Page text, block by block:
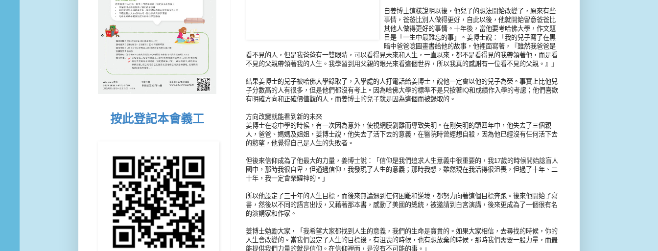
自姜博士這樣說明以後，他兒子的想法開始改變了，原來有些
事情，爸爸比別人做得更好，自此以後，他就開始留意爸爸比
其他人做得更好的事情。十年後，當他要考哈佛大學，作文題
目是「一生中最難忘的事」。姜博士說：「我的兒子寫了在黑
暗中爸爸唸圖畫書給他的故事，他裡面寫著，『雖然我爸爸是
看不見的人，但是我爸爸有一雙眼睛，可以看得見未來和人生，一直以來，都不是看得見的我帶領著他，而是看
不見的父親帶領著我的人生。我學習到用父親的眼光來看這個世界，所以我真的感謝有一位看不見的父親。』」
結果姜博士的兒子被哈佛大學錄取了，入學處的人打電話給姜博士，說他一定會以他的兒子為榮。事實上比他兒
子分數高的人有很多，但是他們都沒有考上。因為哈佛大學的標準不是只按著IQ和成績作入學的考慮；他們喜歡
有明確方向和正確價值觀的人，而姜博士的兒子就是因為這個而被錄取的。
方向改變就能看到新的未來
姜博士在唸中學的時候，有一次因為意外，使視網膜剝離而導致失明。在剛失明的頭四年中，他失去了三個親
人，爸爸、媽媽及姐姐，姜博士說，他失去了活下去的意義，在醫院時曾經想自殺，因為他已經沒有任何活下去
的慾望，他覺得自己是人生的失敗者。
但後來信仰成為了他最大的力量，姜博士說：「信仰是我們追求人生意義中很重要的，我17歲的時候開始諗盲人
國中，那時我很自卑，但通過信仰，我發現了人生的意義；那時我想，雖然現在我活得很沮喪，但過了十年、二
十年，我一定會榮耀神的。」
所以他設定了三十年的人生目標，而後來無論遇到任何困難和逆境，都努力向著這個目標奔跑。後來他開始了寫
書，然後以不同的語言出版，又藉著那本書，感動了美國的總統，被邀請到白宮演講，後來更成為了一個很有名
的演講家和作家。
姜博士勉勵大家，「我希望大家都找到人生的意義，我們的生命是寶貴的。如果大家相信，去尋找的時候，你的
人生會改變的。當我們設定了人生的目標後，有沮喪的時候，也有想放棄的時候，那時我們需要一股力量，而最
能提供我們力量的就是信仰。在信仰裡面，是沒有不可能的事。」
按此登記本會義工